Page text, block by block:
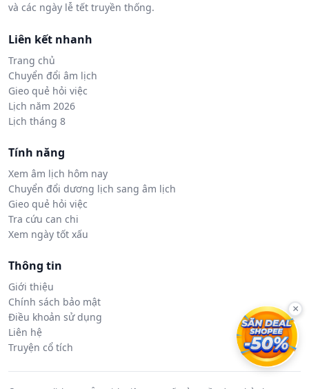
và các ngày lễ tết truyền thống.
Liên kết nhanh
Trang chủ
Chuyển đổi âm lịch
Gieo quẻ hỏi việc
Lịch năm 2026
Lịch tháng 8
Tính năng
Xem âm lịch hôm nay
Chuyển đổi dương lịch sang âm lịch
Gieo quẻ hỏi việc
Tra cứu can chi
Xem ngày tốt xấu
Thông tin
Giới thiệu
Chính sách bảo mật
Điều khoản sử dụng
Liên hệ
Truyện cổ tích
×